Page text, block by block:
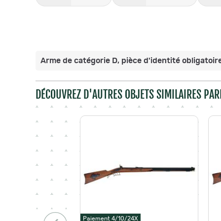
Arme de catégorie D, pièce d'identité
DÉCOUVREZ D'AUTRES OBJETS SIMILAIRES
Paiement 4/10/24X